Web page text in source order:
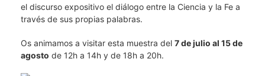
el discurso expositivo el diálogo entre la Ciencia y la Fe a
través de sus propias palabras.
Os animamos a visitar esta muestra del 7 de julio al 15 de
agosto de 12h a 14h y de 18h a 20h.